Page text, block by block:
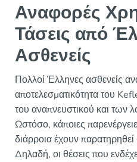
Αναφορές
Τάσεις από
Ασθενείς
Πολλοί Έλληνες ασθενείς
αποτελεσματικότητα του
του αναπνευστικού και των
Ωστόσο, κάποιες
διάρροια έχουν
Δηλαδή, οι θέσεις που